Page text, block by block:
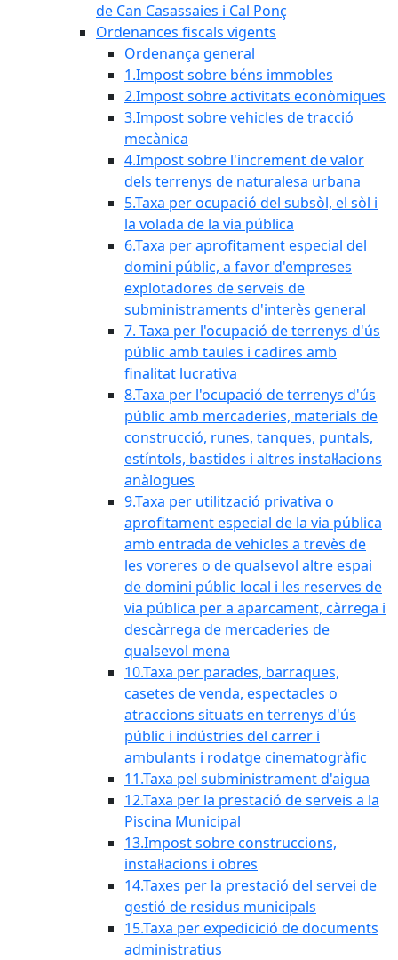
de Can Casassaies i Cal Ponç
Ordenances fiscals vigents
Ordenança general
1.Impost sobre béns immobles
2.Impost sobre activitats econòmiques
3.Impost sobre vehicles de tracció
mecànica
4.Impost sobre l'increment de valor
dels terrenys de naturalesa urbana
5.Taxa per ocupació del subsòl, el sòl i
la volada de la via pública
6.Taxa per aprofitament especial del
domini públic, a favor d'empreses
explotadores de serveis de
subministraments d'interès general
7. Taxa per l'ocupació de terrenys d'ús
públic amb taules i cadires amb
finalitat lucrativa
8.Taxa per l'ocupació de terrenys d'ús
públic amb mercaderies, materials de
construcció, runes, tanques, puntals,
estíntols, bastides i altres instal·lacions
anàlogues
9.Taxa per utilització privativa o
aprofitament especial de la via pública
amb entrada de vehicles a trevès de
les voreres o de qualsevol altre espai
de domini públic local i les reserves de
via pública per a aparcament, càrrega i
descàrrega de mercaderies de
qualsevol mena
10.Taxa per parades, barraques,
casetes de venda, espectacles o
atraccions situats en terrenys d'ús
públic i indústries del carrer i
ambulants i rodatge cinematogràfic
11.Taxa pel subministrament d'aigua
12.Taxa per la prestació de serveis a la
Piscina Municipal
13.Impost sobre construccions,
instal·lacions i obres
14.Taxes per la prestació del servei de
gestió de residus municipals
15.Taxa per expedicició de documents
administratius